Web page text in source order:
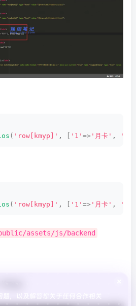
( 'row[kmyp]' , '1' => '月卡' , '2'
( 'row[kmyp]' , '1' => '月卡' , '2'
assets/js/backend
题，以及解答您关于任何合作相关